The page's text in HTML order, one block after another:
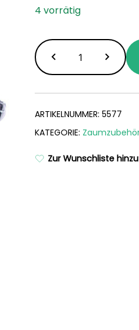
4 vorrätig
Zügel
mit
farbigen
Stegen
ARTIKELNUMMER: 5577
KATEGORIE:
Zur Wunschliste